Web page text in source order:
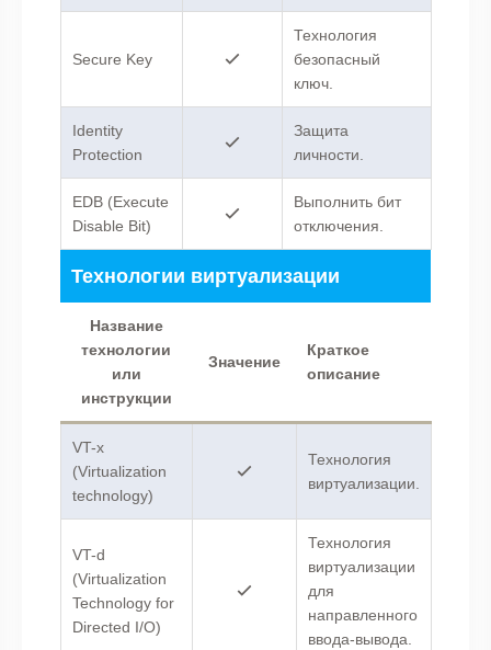
Secure Key
Технология
безопасный
ключ.
Identity
Protection
Защита
личности.
EDB (Execute
Disable Bit)
Выполнить бит
отключения.
Технологии виртуализации
Название
технологии
или
инструкции
Значение
Краткое
описание
VT-x
(Virtualization
technology)
Технология
виртуализации.
VT-d
(Virtualization
Technology for
Directed I/O)
Технология
виртуализации
для
направленного
ввода-вывода.